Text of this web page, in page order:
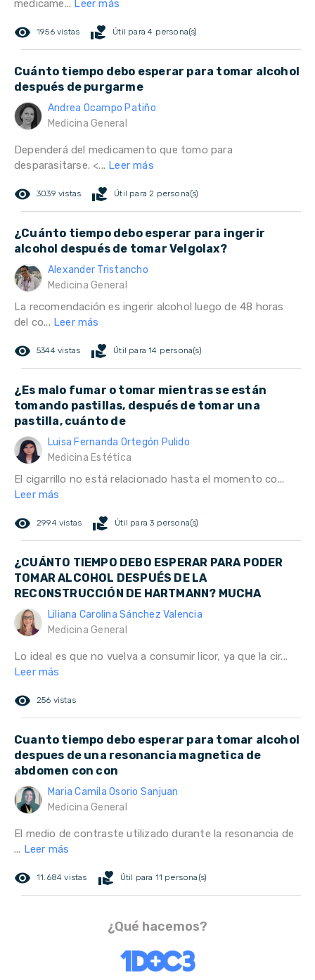
medicame... Leer más
remove_red_eye 1956 vistas volunteer_activism Útil para 4 persona(s)
Cuánto tiempo debo esperar para tomar alcohol
después de purgarme
Andrea Ocampo Patiño
Medicina General
Dependerá del medicamento que tomo para
desparasitarse. <... Leer más
remove_red_eye 3039 vistas volunteer_activism Útil para 2 persona(s)
¿Cuánto tiempo debo esperar para ingerir
alcohol después de tomar Velgolax?
Alexander Tristancho
Medicina General
La recomendación es ingerir alcohol luego de 48 horas
del co... Leer más
remove_red_eye 5344 vistas volunteer_activism Útil para 14 persona(s)
¿Es malo fumar o tomar mientras se están
tomando pastillas, después de tomar una
pastilla, cuánto de
Luisa Fernanda Ortegón Pulido
Medicina Estética
El cigarrillo no está relacionado hasta el momento co...
Leer más
remove_red_eye 2994 vistas volunteer_activism Útil para 3 persona(s)
¿CUÁNTO TIEMPO DEBO ESPERAR PARA PODER
TOMAR ALCOHOL DESPUÉS DE LA
RECONSTRUCCIÓN DE HARTMANN? MUCHA
Liliana Carolina Sánchez Valencia
Medicina General
Lo ideal es que no vuelva a consumir licor, ya que la cir...
Leer más
remove_red_eye 256 vistas
Cuanto tiempo debo esperar para tomar alcohol
despues de una resonancia magnetica de
abdomen con con
Maria Camila Osorio Sanjuan
Medicina General
El medio de contraste utilizado durante la resonancia de
... Leer más
remove_red_eye 11.684 vistas volunteer_activism Útil para 11 persona(s)
¿Qué hacemos?